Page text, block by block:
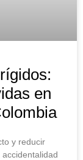
en
y reducir